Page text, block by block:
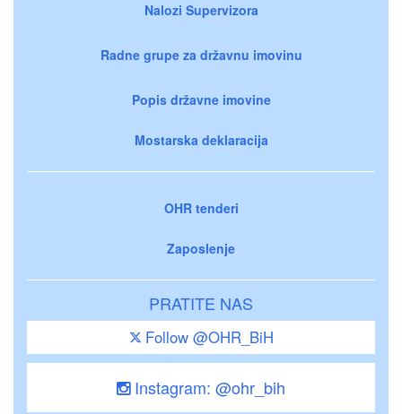
Nalozi Supervizora
Radne grupe za državnu imovinu
Popis državne imovine
Mostarska deklaracija
OHR tenderi
Zaposlenje
PRATITE NAS
Follow @OHR_BiH
Instagram: @ohr_bih